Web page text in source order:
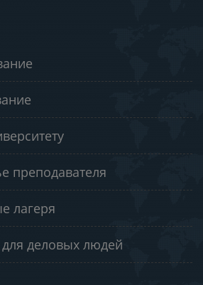
преподавателя
лагеря
деловых людей